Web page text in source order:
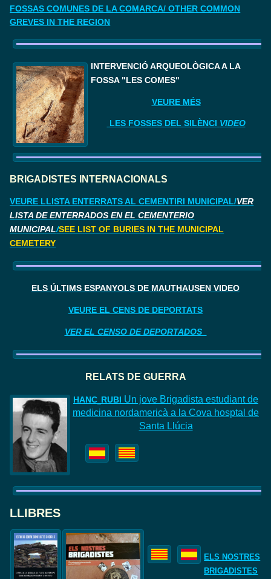
FOSSAS COMUNES DE LA COMARCA/ OTHER COMMON
GREVES IN THE REGION
INTERVENCIÓ ARQUEOLÒGICA A LA
FOSSA "LES COMES"
VEURE MÉS
LES FOSSES DEL SILÈNCI VIDEO
BRIGADISTES INTERNACIONALS
VEURE LLISTA ENTERRATS AL CEMENTIRI MUNICIPAL/VER
LISTA DE ENTERRADOS EN EL CEMENTERIO
MUNICIPAL/SEE LIST OF BURIES IN THE MUNICIPAL
CEMETERY
ELS ÚLTIMS ESPANYOLS DE MAUTHAUSEN VIDEO
VEURE EL CENS DE DEPORTATS
VER EL CENSO DE DEPORTADOS
RELATS DE GUERRA
HANC RUBI Un jove Brigadista estudiant de
medicina nordamericà a la Cova hosptal de
Santa Llúcia
LLIBRES
ELS NOSTRES
BRIGADISTES